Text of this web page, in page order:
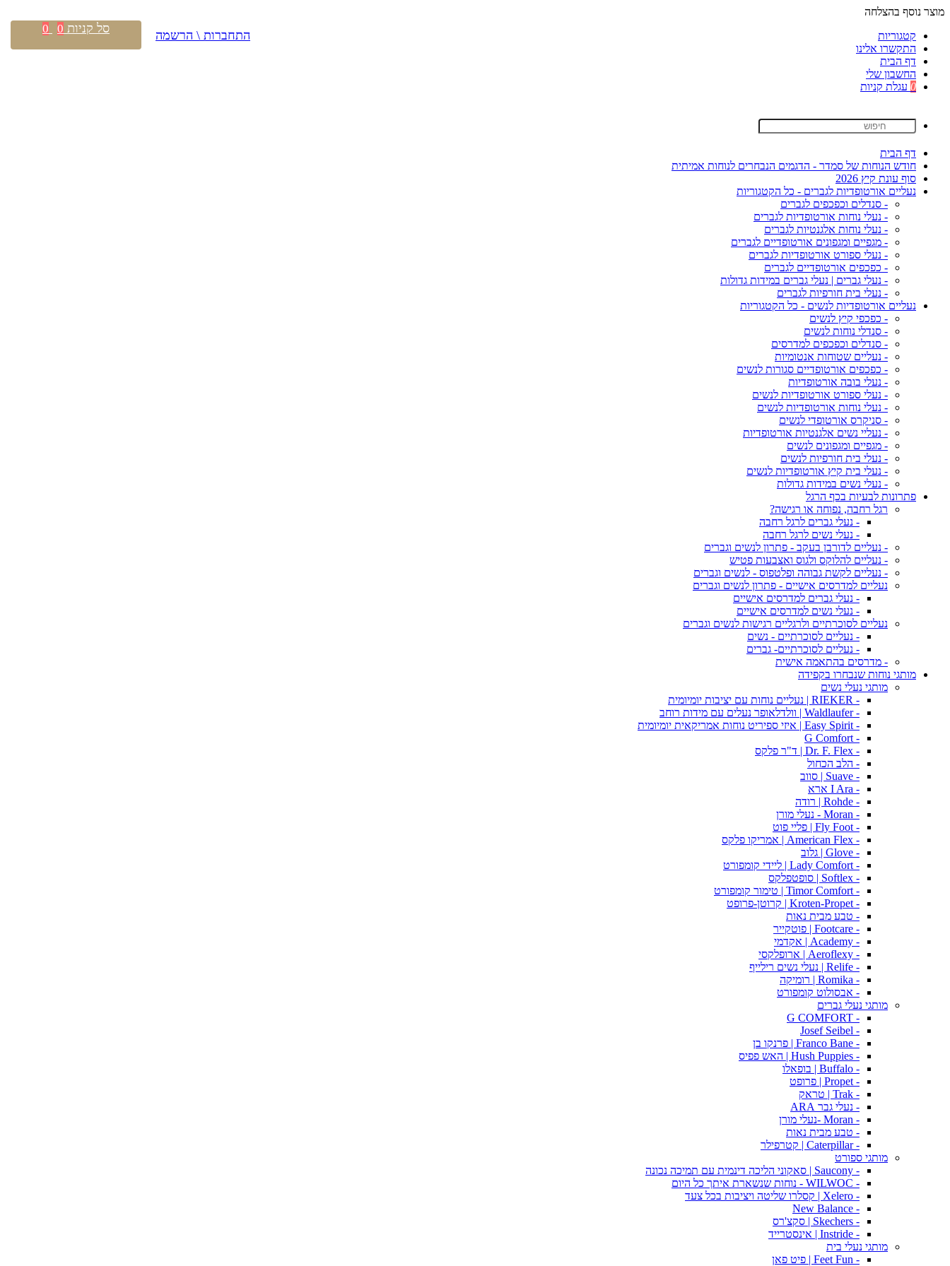
מוצר נוסף בהצלחה
קטגוריות
התקשרו אלינו
דף הבית
החשבון שלי
0 עגלת קניות
דף הבית
חודש הנוחות של סמדר - הדגמים הנבחרים לנוחות אמיתית
סוף עונת קיץ 2026
נעליים אורטופדיות לגברים - כל הקטגוריות
- סנדלים וכפכפים לגברים
- נעלי נוחות אורטופדיות לגברים
- נעלי נוחות אלגנטיות לגברים
- מגפיים ומגפונים אורטופדיים לגברים
- נעלי ספורט אורטופדיות לגברים
- כפכפים אורטופדיים לגברים
- נעלי גברים | נעלי גברים במידות גדולות
- נעלי בית חורפיות לגברים
נעליים אורטופדיות לנשים - כל הקטגוריות
- כפכפי קיץ לנשים
- סנדלי נוחות לנשים
- סנדלים וכפכפים למדרסים
- נעליים שטוחות אנטומיות
- כפכפים אורטופדיים סגורות לנשים
- נעלי בובה אורטופדיות
- נעלי ספורט אורטופדיות לנשים
- נעלי נוחות אורטופדיות לנשים
- סניקרס אורטופדי לנשים
- נעליי נשים אלגנטיות אורטופדיות
- מגפיים ומגפונים לנשים
- נעלי בית חורפיות לנשים
- נעלי בית קיץ אורטופדיות לנשים
- נעלי נשים במידות גדולות
פתרונות לבעיות בכף הרגל
רגל רחבה, נפוחה או רגישה?
- נעלי גברים לרגל רחבה
- נעלי נשים לרגל רחבה
- נעליים לדורבן בעקב - פתרון לנשים וגברים
- נעליים להלוקס ולגוס ואצבעות פטיש
- נעליים לקשת גבוהה ופלטפוס - לנשים וגברים
נעליים למדרסים אישיים - פתרון לנשים וגברים
- נעלי גברים למדרסים אישיים
- נעלי נשים למדרסים אישיים
נעליים לסוכרתיים ולרגליים רגישות לנשים וגברים
- נעליים לסוכרתיים - נשים
- נעליים לסוכרתיים- גברים
- מדרסים בהתאמה אישית
מותגי נוחות שנבחרו בקפידה
מותגי נעלי נשים
- RIEKER | נעליים נוחות עם יציבות יומיומית
- Waldlaufer | וולדלאופר נעלים עם מידות רוחב
- Easy Spirit | איזי ספיריט נוחות אמריקאית יומיומית
- G Comfort
- Dr. F. Flex | ד"ר פלקס
- הלב הכחול
- Suave | סווב
- I Ara ארא
- Rohde | רודה
- Moran - נעלי מורן
- Fly Foot | פליי פוט
- American Flex | אמריקו פלקס
- Glove | גלוב
- Lady Comfort | ליידי קומפורט
- Softlex | סופטפלקס
- Timor Comfort | טימור קומפורט
- Kroten-Propet | קרוטן-פרופט
- טבע מבית נאות
- Footcare | פוטקייר
- Academy | אקדמי
- Aeroflexy | ארופלקסי
- Relife | נעלי נשים רילייף
- Romika | רומיקה
- אבסולוט קומפורט
מותגי נעלי גברים
- G COMFORT
- Josef Seibel
- Franco Bane | פרנקו בן
- Hush Puppies | האש פפיס
- Buffalo | בופאלו
- Propet | פרופט
- Trak | טראק
- נעלי גבר ARA
- Moran -נעלי מורן
- טבע מבית נאות
- Caterpillar | קטרפילר
מותגי ספורט
- Saucony | סאקוני הליכה דינמית עם תמיכה נכונה
- WILWOC - נוחות שנשארת איתך כל היום
- Xelero | קסלרו שליטה ויציבות בכל צעד
- New Balance
- Skechers | סקצ'רס
- Instride | אינסטרייד
מותגי נעלי בית
- Feet Fun | פיט פאן
התחברות \ הרשמה סל קניות 0
0